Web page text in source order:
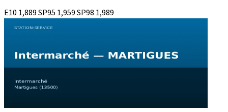
E10 1,889SP95 1,959SP98 1,989